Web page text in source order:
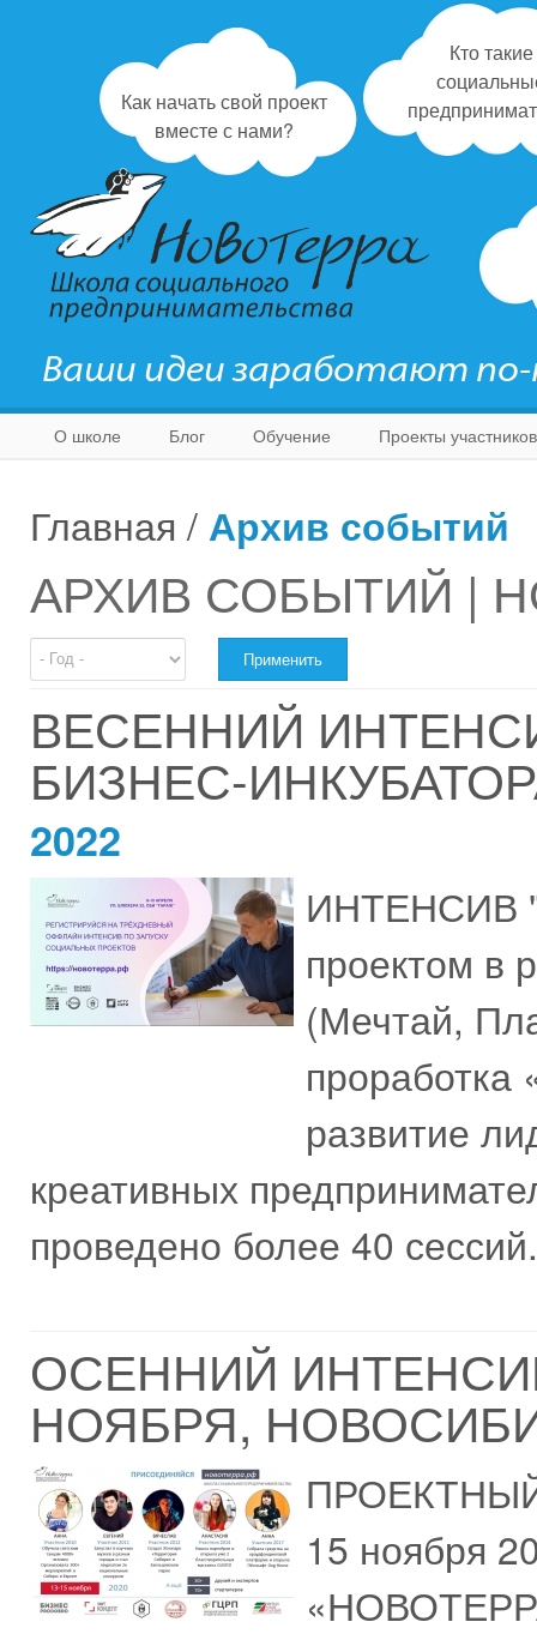
Как начать свой проект
вместе с нами?
Кто такие
Ваши идеи заработают
О школе Блог Обучение Проекты участников
Главная / Архив событий
АРХИВ СОБЫТИЙ |
Год
ВЕСЕННИЙ
БИЗНЕС-
2022
ИНТЕНСИВ
проектом в
(Мечтай,
проработка
развитие
креативных
проведено более 40
ОСЕННИЙ
НОЯБРЯ,
15 ноября